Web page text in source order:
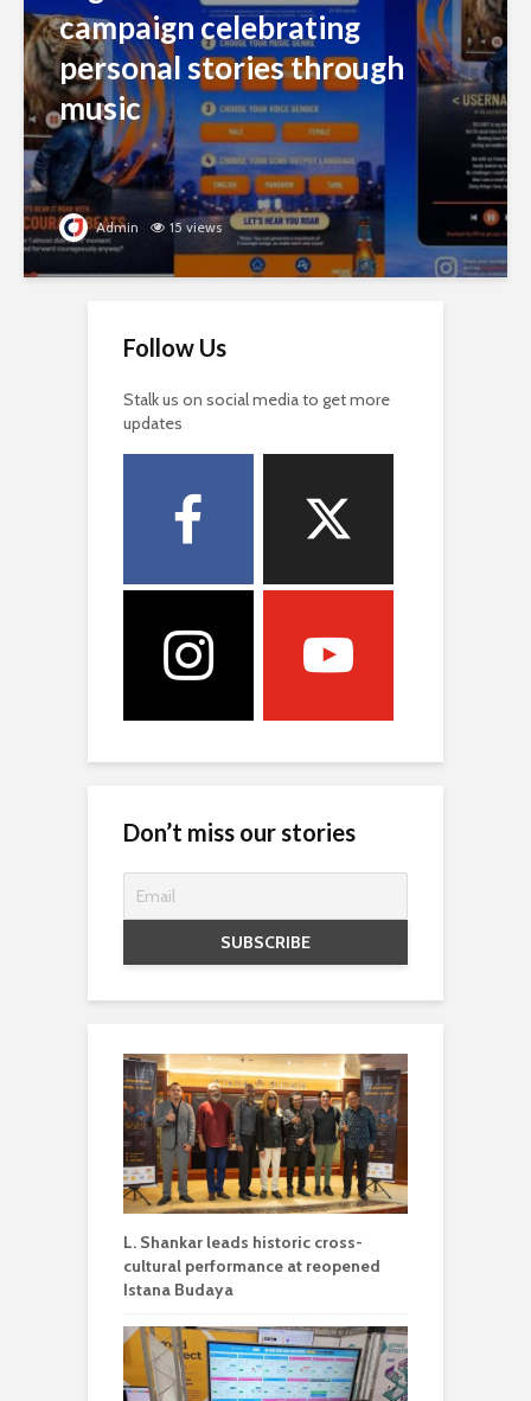
campaign celebrating
personal stories through
music
Admin 15 views
Follow Us
Stalk us on social media to get more
updates
Don’t miss our stories
L. Shankar leads historic cross-
cultural performance at reopened
Istana Budaya